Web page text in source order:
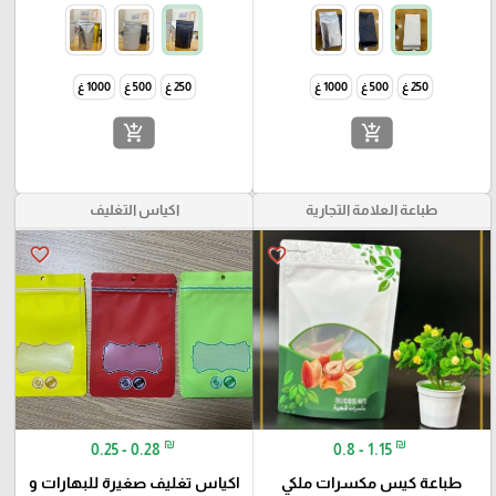
250 غ 500 غ 1000 غ
add_shopping_cart
250 غ 500 غ 1000 غ
add_shopping_cart
طباعة العلامة التجارية
favorite_border
0.8 - 1.15 ₪
طباعة كيس مكسرات ملكي
اكياس التغليف
favorite_border
0.25 - 0.28 ₪
اكياس تغليف صغيرة للبهارات و